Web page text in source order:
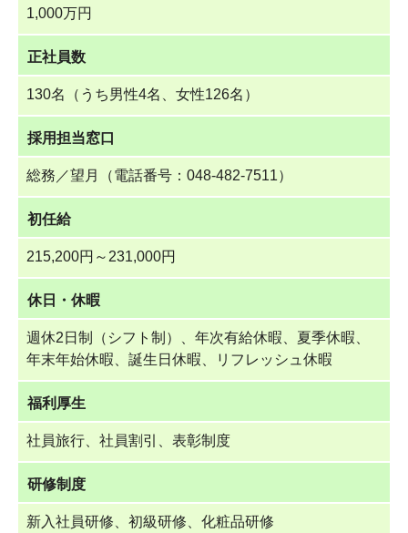
1,000万円
正社員数
130名（うち男性4名、女性126名）
採用担当窓口
総務／望月（電話番号：048-482-7511）
初任給
215,200円～231,000円
休日・休暇
週休2日制（シフト制）、年次有給休暇、夏季休暇、
年末年始休暇、誕生日休暇、リフレッシュ休暇
福利厚生
社員旅行、社員割引、表彰制度
研修制度
新入社員研修、初級研修、化粧品研修